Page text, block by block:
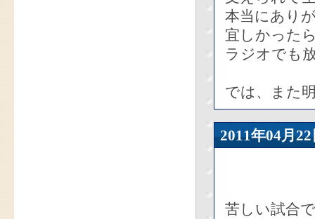
本当にあり
宜しかった
ラジオでも
では、また
2011年04
苦しい試合